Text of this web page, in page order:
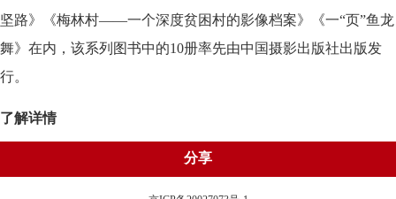
坚路》《梅林村——一个深度贫困村的影像档案》《一“页”鱼龙
舞》在内，该系列图书中的10册率先由中国摄影出版社出版发
行。
了解详情
分享